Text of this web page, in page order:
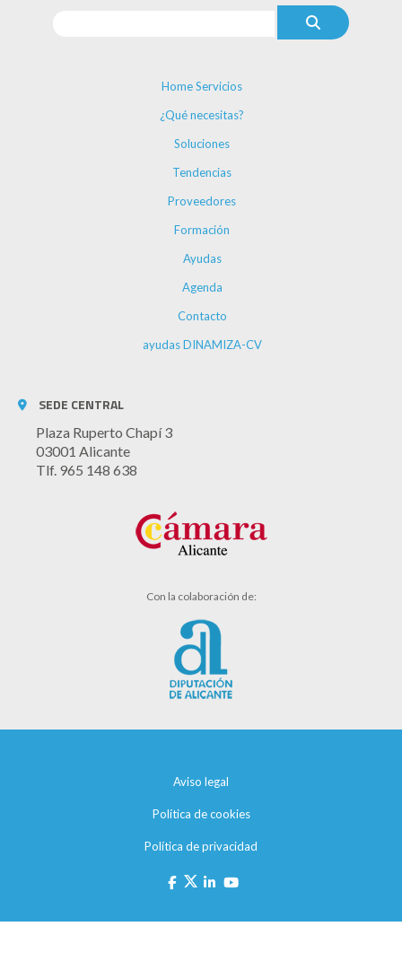
Home Servicios
¿Qué necesitas?
Soluciones
Tendencias
Proveedores
Formación
Ayudas
Agenda
Contacto
ayudas DINAMIZA-CV
SEDE CENTRAL
Plaza Ruperto Chapí 3
03001 Alicante
Tlf. 965 148 638
Con la colaboración de:
Aviso legal
Política de cookies
Política de privacidad